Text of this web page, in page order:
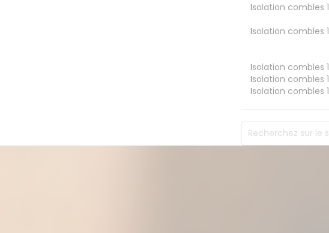
Isolation combles 1
Isolation combles 1
Isolation combles 1
Isolation combles 1
Isolation combles 1